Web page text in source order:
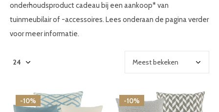
onderhoudsproduct cadeau bij een aankoop* van
tuinmeubilair of -accessoires. Lees onderaan de pagina verder
voor meer informatie.
-10% -10%